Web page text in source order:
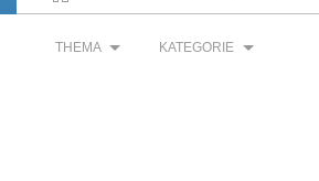
THEMA KATEGORIE